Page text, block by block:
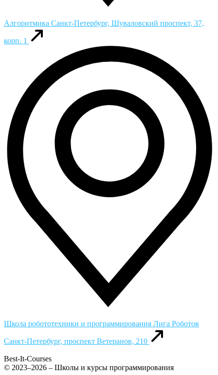
Алгоритмика Санкт-Петербург, Шуваловский проспект, 37,
корп. 1
Школа робототехники и программирования Лига Роботов
Санкт-Петербург, проспект Ветеранов, 210
Best-It-Courses
© 2023–2026 – Школы и курсы программирования